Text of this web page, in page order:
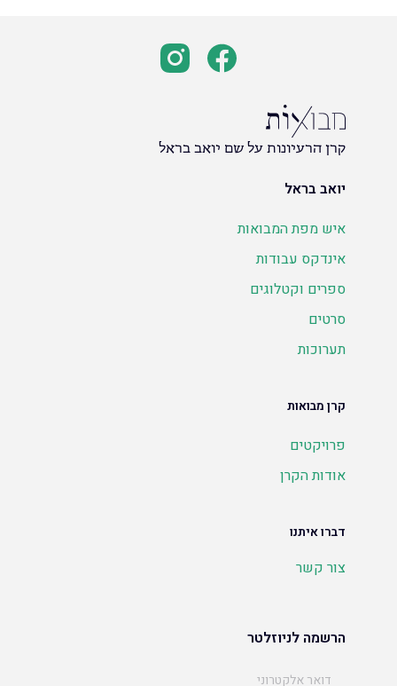
קרן הרעיונות על שם יואב בראל
יואב בראל
איש מפת המבואות
אינדקס עבודות
ספרים וקטלוגים
סרטים
תערוכות
קרן מבואות
פרויקטים
אודות הקרן
דברו איתנו
צור קשר
הרשמה לניוזלטר